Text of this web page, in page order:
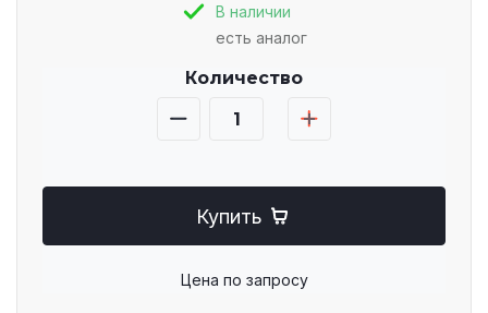
В наличии
есть аналог
Количество
Купить
Цена по запросу